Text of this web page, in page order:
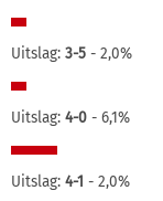
Uitslag: 3-5 - 2,0%
Uitslag: 4-0 - 6,1%
Uitslag: 4-1 - 2,0%